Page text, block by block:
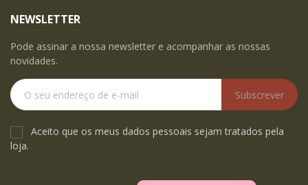
NEWSLETTER
Pode assinar a nossa newsletter e acompanhar as nossas
novidades.
Subscrever
Aceito que os meus dados pessoais sejam tratados pela
loja.